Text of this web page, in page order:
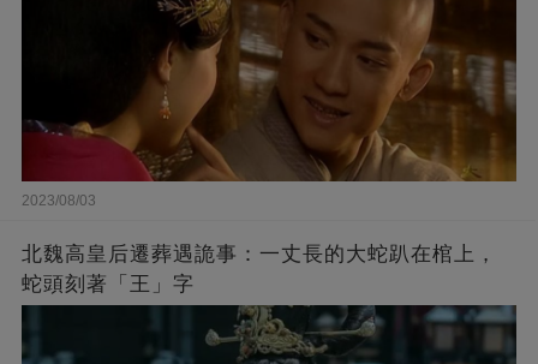
2023/08/03
北魏高皇后遷葬遇詭事：一丈長的大蛇趴在棺上，
蛇頭刻著「王」字